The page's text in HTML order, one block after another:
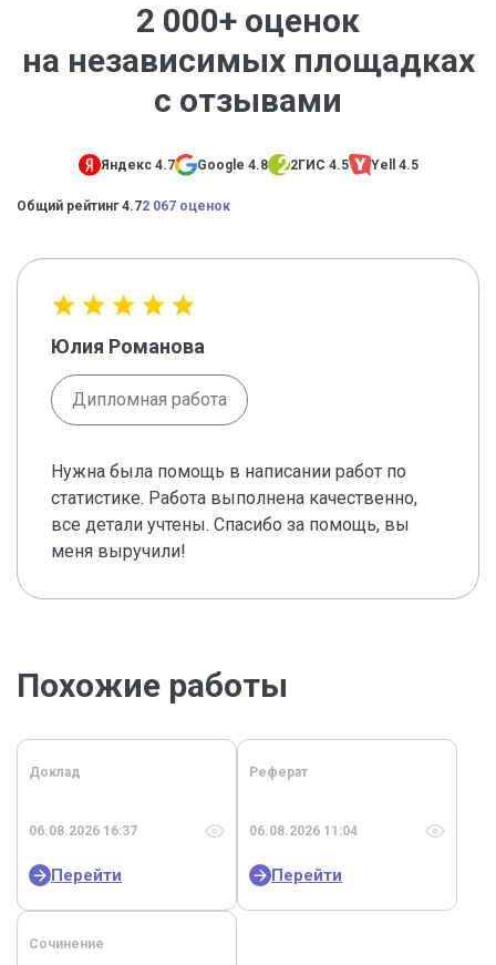
2 000+ оценок
на независимых площадках
с отзывами
Яндекс 4.7 Google 4.8 2ГИС 4.5 Yell 4.5
Общий рейтинг 4.72 067 оценок
Юлия Романова
Дипломная работа
Нужна была помощь в написании работ по
статистике. Работа выполнена качественно,
все детали учтены. Спасибо за помощь, вы
меня выручили!
Похожие работы
Доклад
06.08.2026 16:37
Перейти
Реферат
06.08.2026 11:04
Перейти
Сочинение